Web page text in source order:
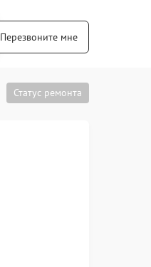
Перезвоните мне
Статус ремонта